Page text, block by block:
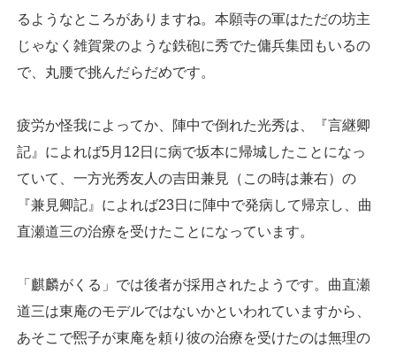
るようなところがありますね。本願寺の軍はただの坊主
じゃなく雑賀衆のような鉄砲に秀でた傭兵集団もいるの
で、丸腰で挑んだらだめです。
疲労か怪我によってか、陣中で倒れた光秀は、『言継卿
記』によれば5月12日に病で坂本に帰城したことになっ
ていて、一方光秀友人の吉田兼見（この時は兼右）の
『兼見卿記』によれば23日に陣中で発病して帰京し、曲
直瀬道三の治療を受けたことになっています。
「麒麟がくる」では後者が採用されたようです。曲直瀬
道三は東庵のモデルではないかといわれていますから、
あそこで煕子が東庵を頼り彼の治療を受けたのは無理の